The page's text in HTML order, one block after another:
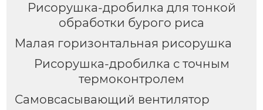
Рисорушка-дробилка для тонкой
обработки бурого риса
Малая горизонтальная рисорушка
Рисорушка-дробилка с точным
термоконтролем
Самовсасывающий вентилятор